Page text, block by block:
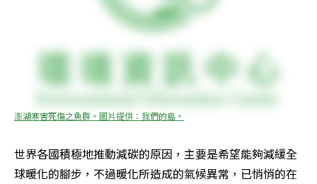
澎湖寒害死傷之魚群。圖片提供：我們的島。
世界各國積極地推動減碳的原因，主要是希望能夠減緩全
球暖化的腳步，不過暖化所造成的氣候異常，已悄悄的在